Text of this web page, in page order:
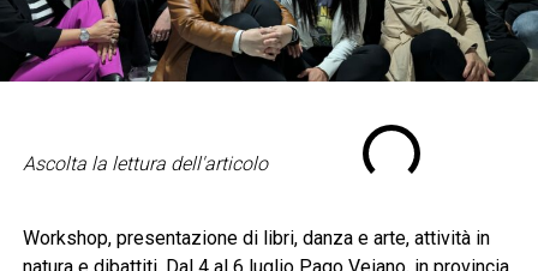
Ascolta la lettura dell'articolo
Workshop, presentazione di libri, danza e arte, attività in